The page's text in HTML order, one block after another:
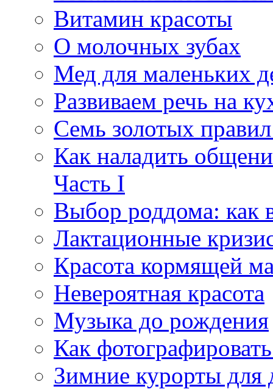
Витамин красоты
О молочных зубах
Мед для маленьких
Развиваем речь на
Семь золотых
Как наладить
Часть I
Выбор роддома: как
Лактационные
Красота кормящей
Невероятная красота
Музыка до рождения
Как
Зимние курорты